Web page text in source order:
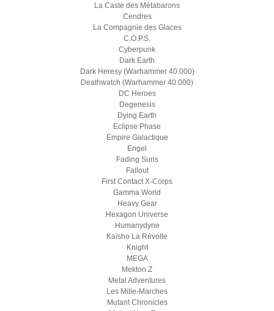
La Caste des Métabarons
Cendres
La Compagnie des Glaces
C.O.P.S.
Cyberpunk
Dark Earth
Dark Heresy (Warhammer 40.000)
Deathwatch (Warhammer 40.000)
DC Heroes
Degenesis
Dying Earth
Eclipse Phase
Empire Galactique
Engel
Fading Suns
Fallout
First Contact X-Corps
Gamma World
Heavy Gear
Hexagon Universe
Humanydyne
Kaïsho La Révolte
Knight
MEGA
Mekton Z
Metal Adventures
Les Mille-Marches
Mutant Chronicles